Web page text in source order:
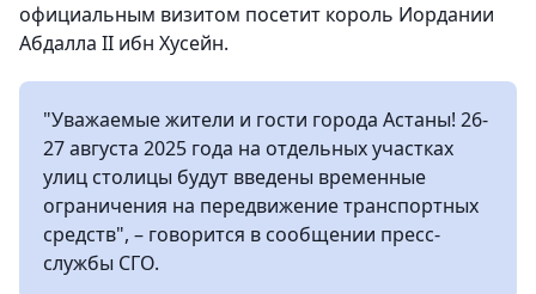
официальным визитом посетит король Иордании
Абдалла II ибн Хусейн.
"Уважаемые жители и гости города Астаны! 26-
27 августа 2025 года на отдельных участках
улиц столицы будут введены временные
ограничения на передвижение транспортных
средств", – говорится в сообщении пресс-
службы СГО.